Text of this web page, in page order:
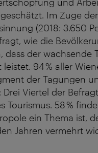
und
Im Zuge
(2018: 3.650
wie die
dass der wachsende
94 % aller
der Tagungen
Viertel der
Tourismus. 58 %
ein Thema ist,
Jahren vermehrt